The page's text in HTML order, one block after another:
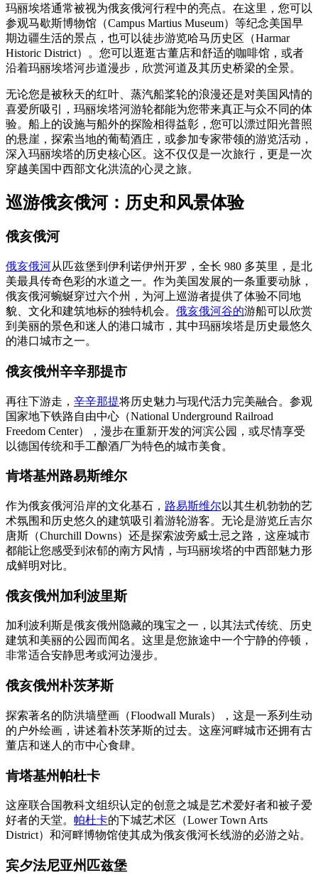
玛丽埃塔通常被视为俄亥俄河行程中的亮点。在这里，您可以
参观马歇斯博物馆（Campus Martius Museum）等纪念美国早
期边疆生活的景点，也可以徒步游览哈马历史区（Harmar
Historic District）。您可以逛逛古董店和舒适的咖啡馆，或者
沿着玛丽埃塔河步道漫步，欣赏河道及其历史桥梁的全景。
无论您是被秋天的红叶、蒸汽船桨轮的浪漫还是对美国风情的
喜爱所吸引，玛丽埃塔河游轮都能为您带来真正与众不同的体
验。船上的设施与船外的探险相得益彰，您可以漂过阳光普照
的悬崖，探索当地的葡萄酒庄，或参加专家带领的游览活动，
深入玛丽埃塔的历史核心区。这不仅仅是一次旅行，更是一次
穿越美国中西部文化洪流的心灵之旅。
巡游俄亥俄河：历史和风景体验
俄亥俄河
俄亥俄河从匹兹堡到伊利诺伊州开罗，全长 980 多英里，是北
美最具传奇色彩的水道之一。作为美国发展的一条重要动脉，
俄亥俄河蜿蜒穿过六个州，为河上巡游者提供了体验不同地
貌、文化和建筑地标的独特机会。 俄亥俄河谷的游船可以欣赏
到美丽的景色和迷人的港口城市，其中玛丽埃塔是历史最悠久
的港口城市之一。
俄亥俄州辛辛那提市
再往下游走， 辛辛那提将历史魅力与现代活力完美融合。参观
国家地下铁路自由中心（National Underground Railroad
Freedom Center），漫步在重新开发的河滨公园，或尽情享受
以德国传统和手工酿酒厂为特色的城市美食。
肯塔基州路易斯维尔
作为俄亥俄河沿岸的文化基石， 路易斯维尔以其生机勃勃的艺
术氛围和历史悠久的建筑吸引着游轮游客。无论是游览丘吉尔
唐斯（Churchill Downs）还是探索波旁威士忌之路，这座城市
都能让您感受到浓郁的南方风情，与玛丽埃塔的中西部魅力形
成鲜明对比。
俄亥俄州加利波里斯
加利波利斯是俄亥俄州隐藏的瑰宝之一，以其法式传统、历史
建筑和美丽的公园而闻名。这里是您旅途中一个宁静的停顿，
非常适合安静思考或河边漫步。
俄亥俄州朴茨茅斯
探索著名的防洪墙壁画（Floodwall Murals），这是一系列生动
的户外绘画，讲述着朴茨茅斯的过去。这座河畔城市还拥有古
董店和迷人的市中心食肆。
肯塔基州帕杜卡
这座联合国教科文组织认定的创意之城是艺术爱好者和被子爱
好者的天堂。 帕杜卡的下城艺术区（Lower Town Arts
District）和河畔博物馆使其成为俄亥俄河长线游的必游之站。
宾夕法尼亚州匹兹堡